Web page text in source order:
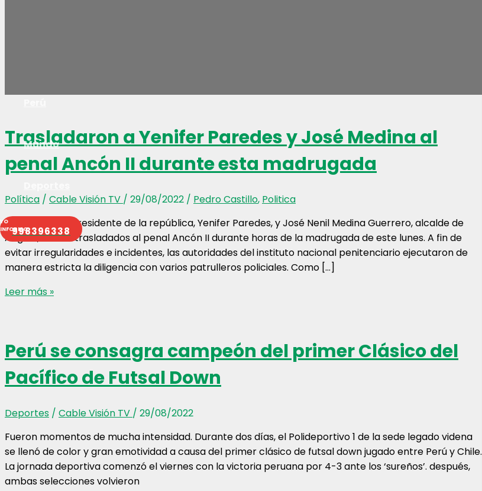
Mundo
998396338
Trasladaron a Yenifer Paredes y José Medina al
penal Ancón II durante esta madrugada
Política / Cable Visión TV / 29/08/2022 / Pedro Castillo, Politica
La cuñada del presidente de la república, Yenifer Paredes, y José Nenil Medina Guerrero, alcalde de
Anguía, fueron trasladados al penal Ancón II durante horas de la madrugada de este lunes. A fin de
evitar irregularidades e incidentes, las autoridades del instituto nacional penitenciario ejecutaron de
manera estricta la diligencia con varios patrulleros policiales. Como […]
Trasladaron
y
Medina
penal
II
durante
esta
madrugada
Leer más »
Perú se consagra campeón del primer Clásico del
Pacífico de Futsal Down
Deportes / Cable Visión TV / 29/08/2022
Fueron momentos de mucha intensidad. Durante dos días, el Polideportivo 1 de la sede legado videna
se llenó de color y gran emotividad a causa del primer clásico de futsal down jugado entre Perú y Chile.
La jornada deportiva comenzó el viernes con la victoria peruana por 4-3 ante los ‘sureños’. después,
ambas selecciones volvieron